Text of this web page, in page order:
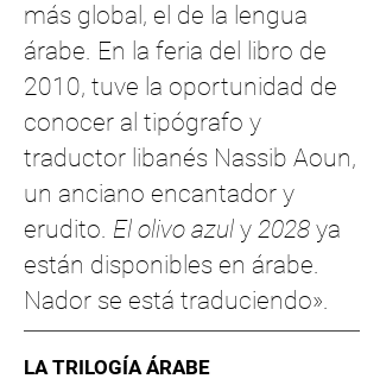
más global, el de la lengua
árabe. En la feria del libro de
2010, tuve la oportunidad de
conocer al tipógrafo y
traductor libanés Nassib Aoun,
un anciano encantador y
erudito. El olivo azul y 2028 ya
están disponibles en árabe.
Nador se está traduciendo».
LA TRILOGÍA ÁRABE